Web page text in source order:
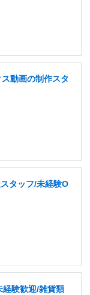
動画の制作スタ
タッフ/未経験O
経験歓迎/雑貨類